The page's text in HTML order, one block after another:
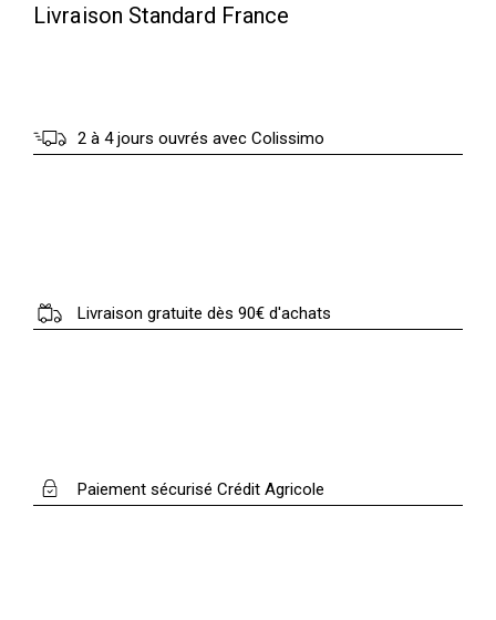
Livraison Standard France
2 à 4 jours ouvrés avec Colissimo
Livraison gratuite dès 90€ d'achats
Paiement sécurisé Crédit Agricole